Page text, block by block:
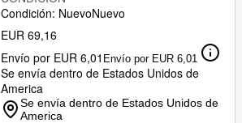
Condición: NuevoNuevo
EUR 69,16
Envío por EUR 6,01 Envío por EUR 6,01
Se envía dentro de Estados Unidos de
America
Se envía dentro de Estados Unidos de
America